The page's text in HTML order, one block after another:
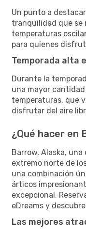
Un punto a
tranquilidad que se
temperaturas
para quienes
Temporada alta
Durante la
una mayor
temperaturas, que
disfrutar del aire
¿Qué hacer en
Barrow, Alaska,
extremo norte de
una combinación
árticos
excepcional.
eDreams y
Las mejores